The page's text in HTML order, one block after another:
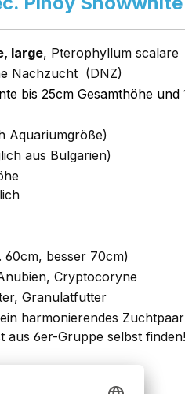
large, Pterophyllum scalare
Nachzucht (DNZ)
bis 25cm Gesamthöhe und
Aquariumgröße)
aus Bulgarien)
60cm, besser 70cm)
Cryptocoryne
Granulatfutter
harmonierendes Zuchtpaar
aus 6er-Gruppe selbst